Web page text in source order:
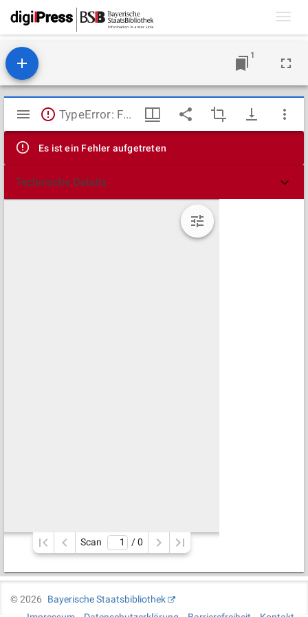
1
Mirador
Viewer
TypeError: Failed to fetch
Es ist ein Fehler aufgetreten
Technische Details
Scan / 0
©2026
Bayerische Staatsbibliothek